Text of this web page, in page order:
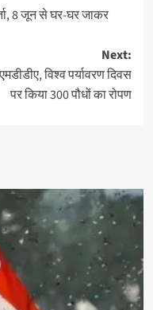
8 जून से घर-घर जाकर
Next:
विश्व पर्यावरण दिवस
पर किया 300 पौधों का रोपण